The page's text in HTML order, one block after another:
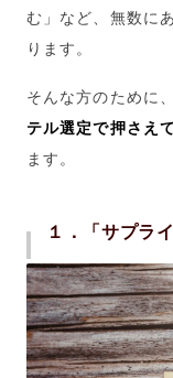
む」など、無数に
ります。
そんな方のために
テル選定で押さえ
ます。
１．「サプラ